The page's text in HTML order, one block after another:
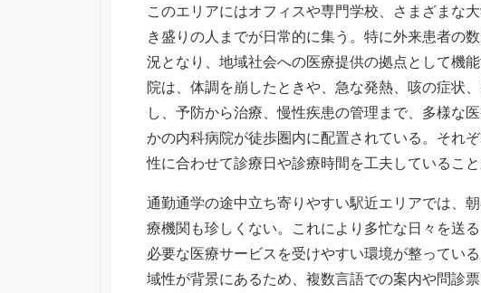
このエリアにはオフィスや専門学校、さまざまな
き盛りの人までが日常的に集う。特に外来患者の
況となり、地域社会への医療提供の拠点として機
院は、体調を崩したときや、急な発熱、咳の症状
し、予防から治療、慢性疾患の管理まで、多様な
かの内科病院が徒歩圏内に配置されている。それ
性に合わせて診療日や診療時間を工夫していること
通勤通学の途中立ち寄りやすい駅近エリアでは、
療機関も珍しくない。これにより多忙な日々を送
必要な医療サービスを受けやすい環境が整ってい
域性が背景にあるため、複数言語での案内や問診